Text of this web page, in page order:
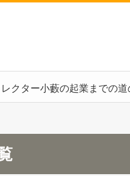
クター小藪の起業までの道